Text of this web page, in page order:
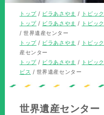
現
在
の
位
置：
トップ/ ビラあさやま / トピッ
現
在
の
位
置：
トップ/ ビラあさやま / トピッ
/世界遺産センター
現
在
の
位
トップ/ ビラあさやま / トピッ
産センター
現
在
トップ/ ビラあさやま / トピッ
ビス / 世界遺産センター
世界遺産センター